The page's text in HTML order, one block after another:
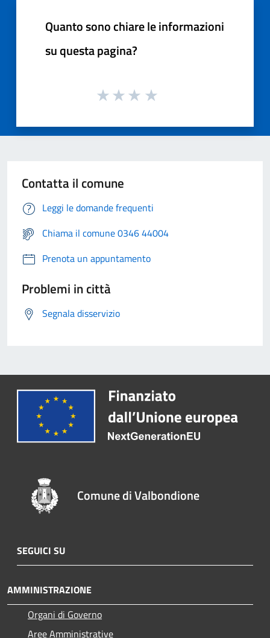
Quanto sono chiare le informazioni
su questa pagina?
Contatta il comune
Leggi le domande frequenti
Chiama il comune 0346 44004
Prenota un appuntamento
Problemi in città
Segnala disservizio
Comune di Valbondione
SEGUICI SU
AMMINISTRAZIONE
Organi di Governo
Aree Amministrative